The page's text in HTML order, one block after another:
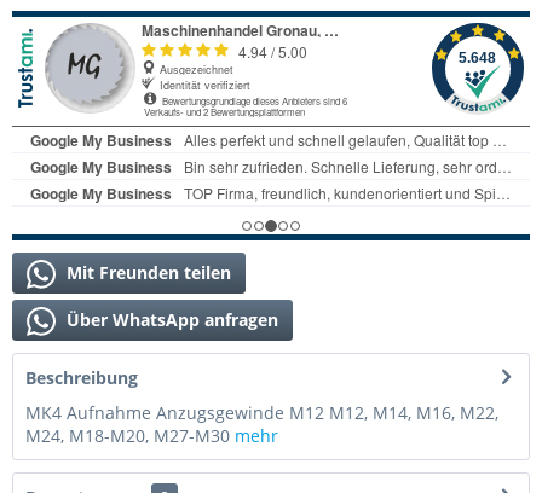
Mit Freunden teilen
Über WhatsApp anfragen
Beschreibung
MK4 Aufnahme Anzugsgewinde M12 M12, M14, M16, M22,
M24, M18-M20, M27-M30 mehr